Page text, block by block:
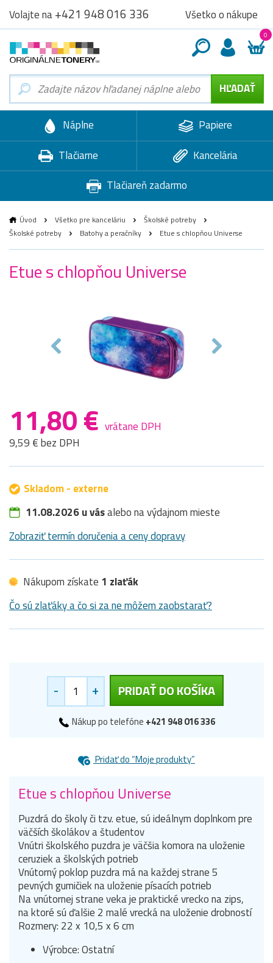
Volajte na+421 948 016 336 Všetko o nákupe
0
Náplne
Papiere
Tlačiarne
Kancelária
Tlačiareň zadarmo
Úvod Všetko pre kanceláriu
Školské potreby
Školské potreby
Batohy a peračníky Etue s chlopňou Universe
Etue s chlopňou Universe
11,80 € vrátane DPH
9,59 € bez DPH
Skladom - externe
11.08.2026 u vásalebo na výdajnom mieste
Zobraziť termín doručenia a ceny dopravy
Nákupom získate 1 zlaťák
Čo sú zlaťáky a čo si za ne môžem zaobstarať?
- + PRIDAŤ DO KOŠÍKA
Nákup po telefóne +421 948 016 336
Pridať do “Moje produkty”
Etue s chlopňou Universe
Puzdrá do školy či tzv. etue, sú ideálnym doplnkom pre
väčších školákov a študentov
Vnútri školského puzdra je väčšia komora na uloženie
ceruziek a školských potrieb
Vnútorný poklop puzdra má na každej strane 5
pevných gumičiek na uloženie písacích potrieb
Na vnútornej strane veka je praktické vrecko na zips,
na ktoré sú ďalšie 2 malé vrecká na uloženie drobností
Rozmery: 22 x 10,5 x 6 cm
Výrobce: Ostatní